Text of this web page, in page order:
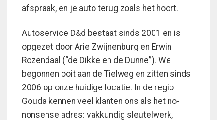
afspraak, en je auto terug zoals het hoort.
Autoservice D&d bestaat sinds 2001 en is
opgezet door Arie Zwijnenburg en Erwin
Rozendaal (“de Dikke en de Dunne”). We
begonnen ooit aan de Tielweg en zitten sinds
2006 op onze huidige locatie. In de regio
Gouda kennen veel klanten ons als het no-
nonsense adres: vakkundig sleutelwerk,